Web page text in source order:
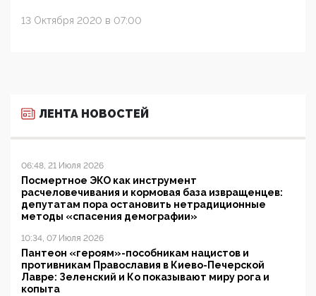
13 Октября 2020 в 07:00
ЛЕНТА НОВОСТЕЙ
06:48, 21 Июля 2026
Посмертное ЭКО как инструмент
расчеловечивания и кормовая база извращенцев:
депутатам пора остановить нетрадиционные
методы «спасения демографии»
10:34, 07 Июля 2026
Пантеон «героям»-пособникам нацистов и
противникам Православия в Киево-Печерской
Лавре: Зеленский и Ко показывают миру рога и
копыта